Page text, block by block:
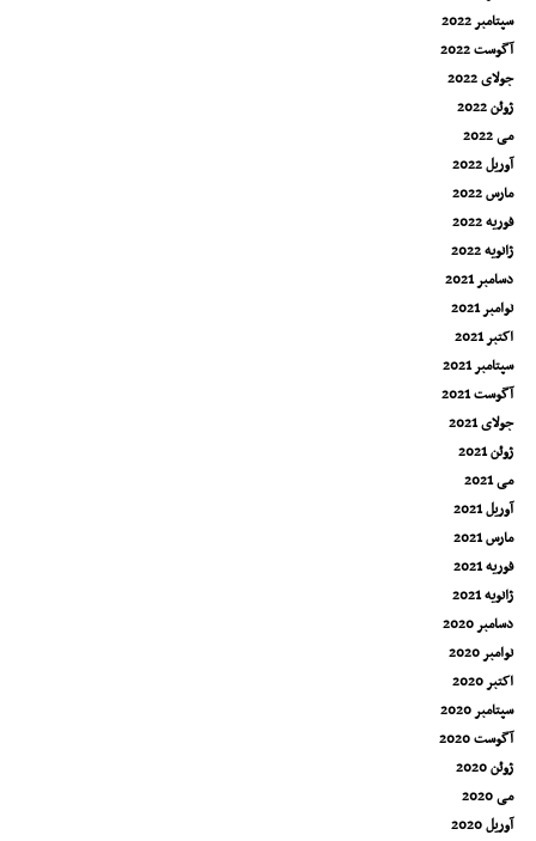
سپتامبر 2022
آگوست 2022
جولای 2022
ژوئن 2022
می 2022
آوریل 2022
مارس 2022
فوریه 2022
ژانویه 2022
دسامبر 2021
نوامبر 2021
اکتبر 2021
سپتامبر 2021
آگوست 2021
جولای 2021
ژوئن 2021
می 2021
آوریل 2021
مارس 2021
فوریه 2021
ژانویه 2021
دسامبر 2020
نوامبر 2020
اکتبر 2020
سپتامبر 2020
آگوست 2020
ژوئن 2020
می 2020
آوریل 2020